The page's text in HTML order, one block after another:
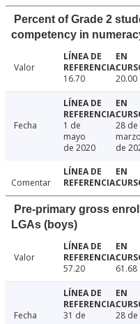
Percent of Grade 2
competency in
Valor
16.70
20.00
Fecha
1 de
mayo
de 2020
28 de
marzo
de
Comentar
Pre-primary gross
LGAs (boys)
Valor
57.20
61.68
Fecha
31 de
28 de